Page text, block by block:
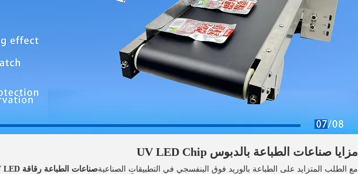
مزايا صناعات الطباعة بالدبوس UV LED Chip
مع الطلب المتزايد على الطباعة بالوريد فوق البنفسجي في التطبيقات الصناعيةصناعات الطباعة رقاقة UV LED